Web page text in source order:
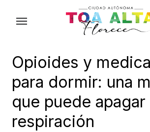
Opioides y
para dormir: una
que puede apagar
respiración